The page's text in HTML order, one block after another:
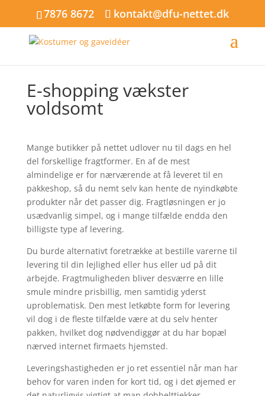
7876 8672 kontakt@dfu-nettet.dk
E-shopping vækster
voldsomt
Mange butikker på nettet udlover nu til dags en hel
del forskellige fragtformer. En af de mest
almindelige er for nærværende at få leveret til en
pakkeshop, så du nemt selv kan hente de nyindkøbte
produkter når det passer dig. Fragtløsningen er jo
usædvanlig simpel, og i mange tilfælde endda den
billigste type af levering.
Du burde alternativt foretrække at bestille varerne til
levering til din lejlighed eller hus eller ud på dit
arbejde. Fragtmuligheden bliver desværre en lille
smule mindre prisbillig, men samtidig yderst
uproblematisk. Den mest letkøbte form for levering
vil dog i de fleste tilfælde være at du selv henter
pakken, hvilket dog nødvendiggør at du har bopæl
nærved internet firmaets hjemsted.
Leveringshastigheden er jo ret essentiel når man har
behov for varen inden for kort tid, og i det øjemed er